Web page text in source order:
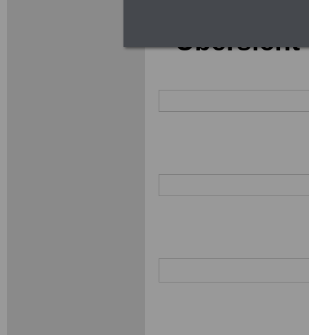
- Übersicht